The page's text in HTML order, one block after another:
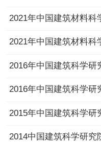
2016年中国建筑科学
2016年中国建筑科学研
2015年中国建筑科学研
2014中国建筑科学研究